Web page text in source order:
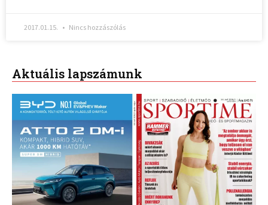
2017.01.15. Nincs hozzászólás
Aktuális lapszámunk